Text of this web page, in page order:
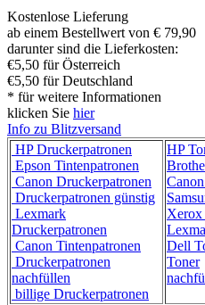
Kostenlose Lieferung
ab einem Bestellwert von € 79,90
darunter sind die Lieferkosten:
€5,50 für Österreich
€5,50 für Deutschland
* für weitere Informationen
klicken Sie hier
Info zu Blitzversand
HP Druckerpatronen
Epson Tintenpatronen
Canon Druckerpatronen
Druckerpatronen günstig
Lexmark
Druckerpatronen
Canon Tintenpatronen
Druckerpatronen
nachfüllen
billige Druckerpatronen
HP
Xerox
Dell
Toner